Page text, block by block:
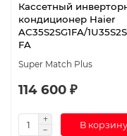
Кассетный
кондиционер Haier
AC35S2SG1FA/
FA
Super Match Plus
114 600 ₽
В корзину